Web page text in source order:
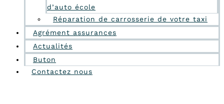
d’auto école
Réparation de carrosserie de votre taxi
Agrément assurances
Actualités
Buton
Contactez nous